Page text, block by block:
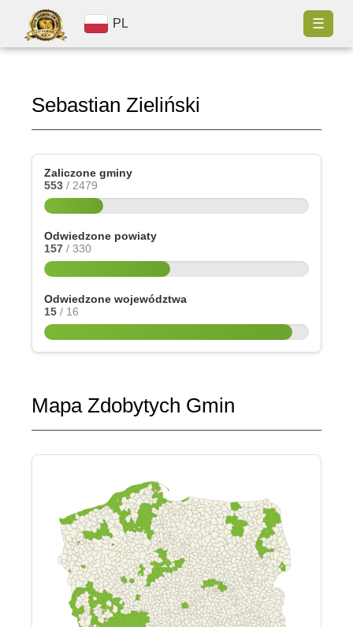
PL ☰
Sebastian Zieliński
Zaliczone gminy
553 / 2479
Odwiedzone powiaty
157 / 330
Odwiedzone województwa
15 / 16
Mapa Zdobytych Gmin